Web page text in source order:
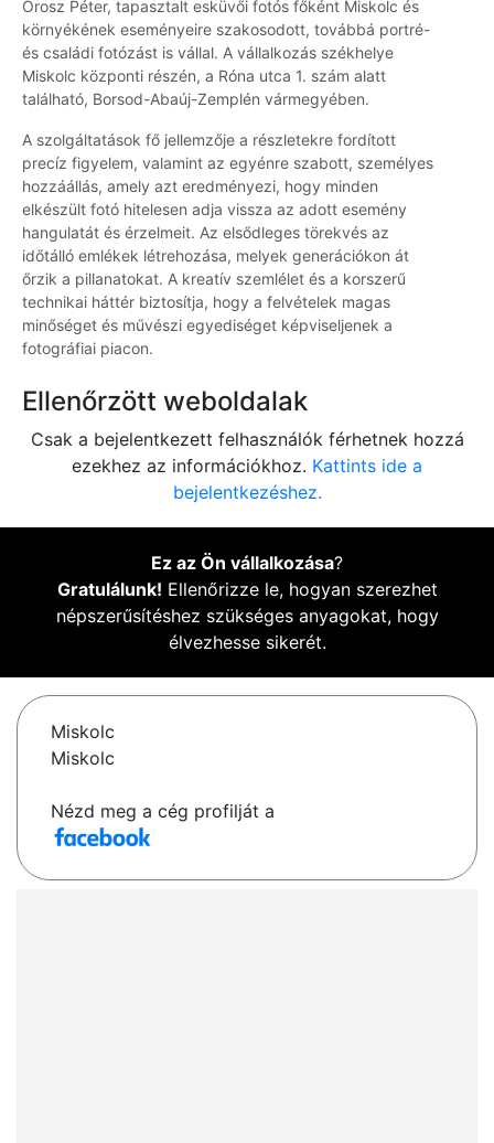
Orosz Péter, tapasztalt esküvői fotós főként Miskolc és
környékének eseményeire szakosodott, továbbá portré-
és családi fotózást is vállal. A vállalkozás székhelye
Miskolc központi részén, a Róna utca 1. szám alatt
található, Borsod-Abaúj-Zemplén vármegyében.
A szolgáltatások fő jellemzője a részletekre fordított
precíz figyelem, valamint az egyénre szabott, személyes
hozzáállás, amely azt eredményezi, hogy minden
elkészült fotó hitelesen adja vissza az adott esemény
hangulatát és érzelmeit. Az elsődleges törekvés az
időtálló emlékek létrehozása, melyek generációkon át
őrzik a pillanatokat. A kreatív szemlélet és a korszerű
technikai háttér biztosítja, hogy a felvételek magas
minőséget és művészi egyediséget képviseljenek a
fotográfiai piacon.
Ellenőrzött weboldalak
Csak a bejelentkezett felhasználók férhetnek hozzá
ezekhez az információkhoz. Kattints ide a
bejelentkezéshez.
Ez az Ön vállalkozása?
Gratulálunk! Ellenőrizze le, hogyan szerezhet
népszerűsítéshez szükséges anyagokat, hogy
élvezhesse sikerét.
Miskolc
Miskolc
Nézd meg a cég profilját a